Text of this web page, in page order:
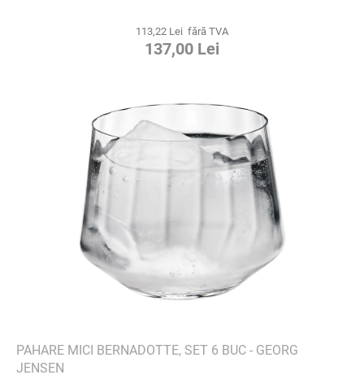
113,22 Lei fără TVA
137,00 Lei
PAHARE MICI BERNADOTTE, SET 6 BUC - GEORG
JENSEN